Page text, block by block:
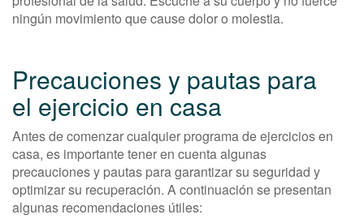
ningún movimiento que cause dolor o molestia.
Precauciones y pautas para
el ejercicio en casa
Antes de comenzar cualquier programa de ejercicios en
casa, es importante tener en cuenta algunas
precauciones y pautas para garantizar su seguridad y
optimizar su recuperación. A continuación se presentan
algunas recomendaciones útiles: